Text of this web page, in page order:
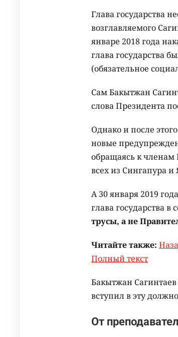
Глава государства
возглавляемого
январе 2018 года
глава государства
(обязательное
Сам Бакытжан
слова Президента
Однако и после
новые
обращаясь к членам
всех из Сингапура
А 30 января 2019
глава государства в
трусы, а не
Читайте также:
Полный текст
Бакытжан
вступил в эту
От